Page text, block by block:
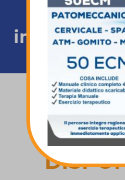
inclusa al
del